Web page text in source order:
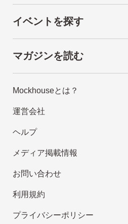
イベントを探す
マガジンを読む
Mockhouseとは？
運営会社
ヘルプ
メディア掲載情報
お問い合わせ
利用規約
プライバシーポリシー